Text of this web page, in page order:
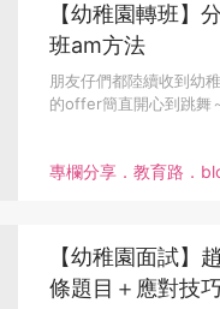
【幼稚園轉班】
班am方法
朋友仔們都陸續收到幼
的offer簡直開心到跳舞
【幼稚園面試】
條題目＋應對技巧